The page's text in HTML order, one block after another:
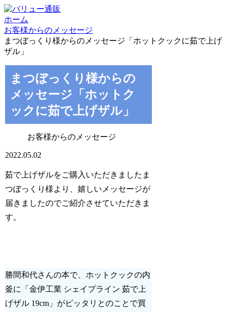
ホーム
お客様からのメッセージ
まつぼっくり様からのメッセージ「ホットクックに茹で上げ
ザル」
まつぼっくり様からの
メッセージ「ホットク
ックに茹で上げザル」
お客様からのメッセージ
2022.05.02
茹で上げザルをご購入いただきましたま
つぼっくり様より、嬉しいメッセージが
届きましたのでご紹介させていただきま
す。
勝間和代さんの本で、ホットクックの内
釜に「金伊工業 シェイプライン 茹で上
げザル 19cm」がピッタリとのことで買